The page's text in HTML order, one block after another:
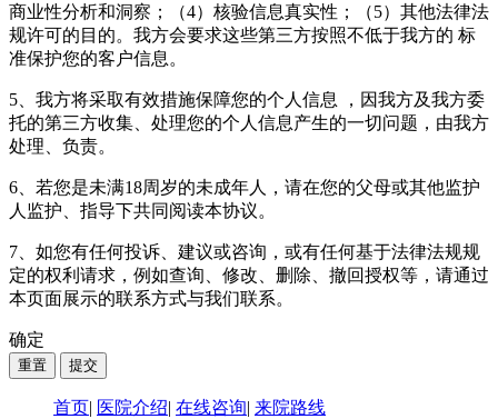
商业性分析和洞察；（4）核验信息真实性；（5）其他法律法
规许可的目的。我方会要求这些第三方按照不低于我方的 标
准保护您的客户信息。
5、我方将采取有效措施保障您的个人信息 ，因我方及我方委
托的第三方收集、处理您的个人信息产生的一切问题，由我方
处理、负责。
6、若您是未满18周岁的未成年人，请在您的父母或其他监护
人监护、指导下共同阅读本协议。
7、如您有任何投诉、建议或咨询，或有任何基于法律法规规
定的权利请求，例如查询、修改、删除、撤回授权等，请通过
本页面展示的联系方式与我们联系。
确定
首页 医院介绍 在线咨询 来院路线